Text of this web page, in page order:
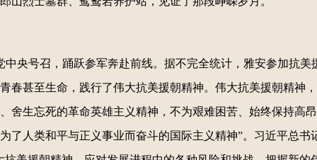
央号召，踊跃参军奔赴前线。据不完全统计，雅安参加抗美
春甚至生命，践行了伟大抗美援朝精神。伟大抗美援朝精神
舍生忘死的革命英雄主义精神，不为艰难困苦、始终保持高
了人类和平与正义事业而奋斗的国际主义精神”。习近平总